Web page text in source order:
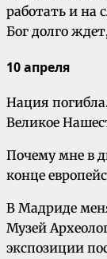
работать и на
Бог долго
10 апреля
Нация
Великое
Почему мне в
конце
В Мадриде
Музей
экспозиции